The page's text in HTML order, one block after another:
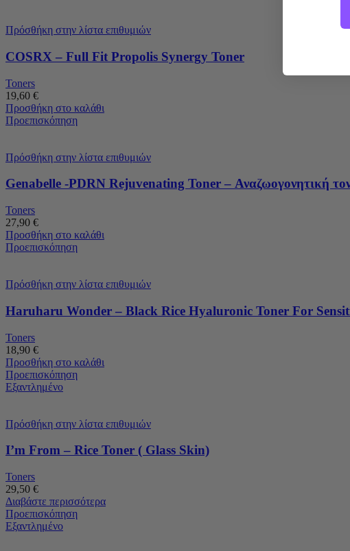
Πρόσθήκη στην λίστα επιθυμιών
COSRX – Full Fit Propolis Synergy Toner
Toners
19,60 €
Προσθήκη στο καλάθι
Προεπισκόπηση
Πρόσθήκη στην λίστα επιθυμιών
Genabelle -PDRN Rejuvenating Toner – Αναζωογονητική
Toners
27,90 €
Προσθήκη στο καλάθι
Προεπισκόπηση
Πρόσθήκη στην λίστα επιθυμιών
Haruharu Wonder – Black Rice Hyaluronic Toner For
Toners
18,90 €
Προσθήκη στο καλάθι
Προεπισκόπηση
Εξαντλημένο
Πρόσθήκη στην λίστα επιθυμιών
I’m From – Rice Toner ( Glass Skin)
Toners
29,50 €
Διαβάστε περισσότερα
Προεπισκόπηση
Εξαντλημένο